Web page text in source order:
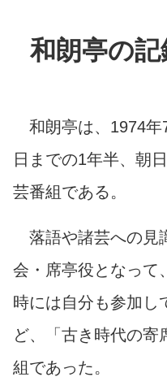
和朗亭の
和朗亭は、1974年
日までの1年半、朝
芸番組である。
落語や諸芸への見
会・席亭役となって
時には自分も参加し
ど、「古き時代の寄
組であった。